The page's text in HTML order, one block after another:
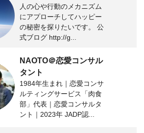
人の心や行動のメカニズム
にアプローチしてハッピー
の秘密を探りたいです。 公
式ブログ http://g...
NAOTO＠恋愛コンサル
タント
1984年生まれ｜恋愛コンサ
ルティングサービス「肉食
部」代表｜恋愛コンサルタ
ント｜2023年 JADP認...